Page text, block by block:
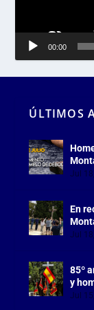
00:00
ÚLTIMOS
Jul
En
Jul
85º
y
Jul